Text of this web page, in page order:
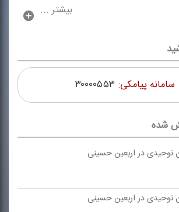
بیشتر ...
شده
توحیدی در اربعین حسینی
توحیدی در اربعین حسینی
سامانه پیامکی: ۳۰۰۰۰۵۵۳